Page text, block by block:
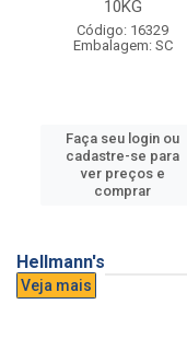
10KG
Código: 16329
Embalagem: SC
Faça seu login ou
cadastre-se para
ver preços e
comprar
Hellmann's
Veja mais